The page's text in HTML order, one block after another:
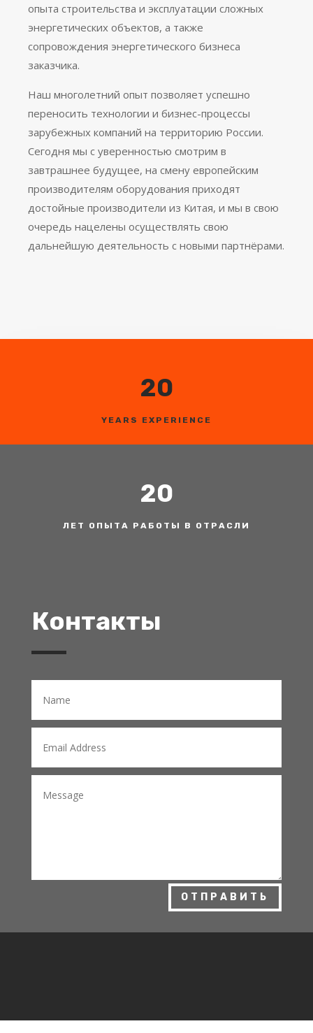
опыта строительства и эксплуатации сложных
энергетических объектов, а также
сопровождения энергетического бизнеса
заказчика.
Наш многолетний опыт позволяет успешно
переносить технологии и бизнес-процессы
зарубежных компаний на территорию России.
Сегодня мы с уверенностью смотрим в
завтрашнее будущее, на смену европейским
производителям оборудования приходят
достойные производители из Китая, и мы в свою
очередь нацелены осуществлять свою
дальнейшую деятельность с новыми партнёрами.
20
YEARS EXPERIENCE
20
ЛЕТ ОПЫТА РАБОТЫ В ОТРАСЛИ
Контакты
ОТПРАВИТЬ